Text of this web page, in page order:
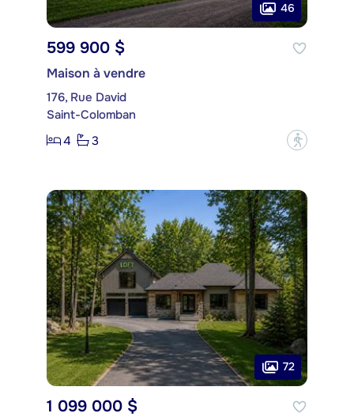
46
599 900 $
Maison à vendre
176, Rue David
Saint-Colomban
4
3 ?
72
1 099 000 $